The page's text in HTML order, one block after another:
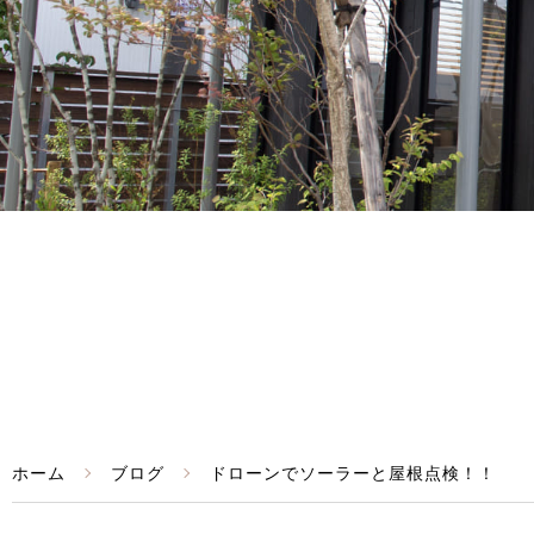
ホーム ブログ ドローンでソーラーと屋根点検！！